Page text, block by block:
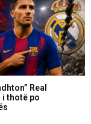
Real
i thotë po